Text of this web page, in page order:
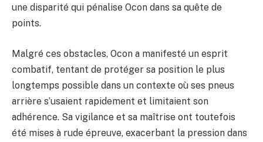
une disparité qui pénalise Ocon dans sa quête de
points.
Malgré ces obstacles, Ocon a manifesté un esprit
combatif, tentant de protéger sa position le plus
longtemps possible dans un contexte où ses pneus
arrière s’usaient rapidement et limitaient son
adhérence. Sa vigilance et sa maîtrise ont toutefois
été mises à rude épreuve, exacerbant la pression dans